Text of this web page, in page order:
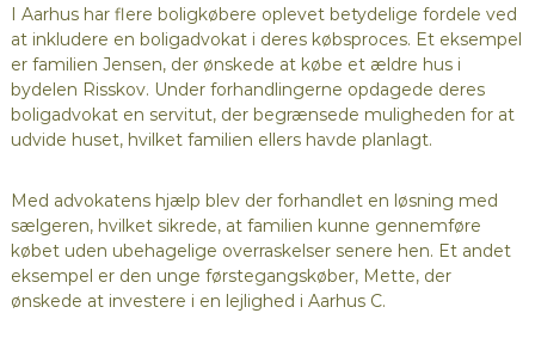
I Aarhus har flere boligkøbere oplevet betydelige fordele ved
at inkludere en boligadvokat i deres købsproces. Et eksempel
er familien Jensen, der ønskede at købe et ældre hus i
bydelen Risskov. Under forhandlingerne opdagede deres
boligadvokat en servitut, der begrænsede muligheden for at
udvide huset, hvilket familien ellers havde planlagt.
Med advokatens hjælp blev der forhandlet en løsning med
sælgeren, hvilket sikrede, at familien kunne gennemføre
købet uden ubehagelige overraskelser senere hen. Et andet
eksempel er den unge førstegangskøber, Mette, der
ønskede at investere i en lejlighed i Aarhus C.